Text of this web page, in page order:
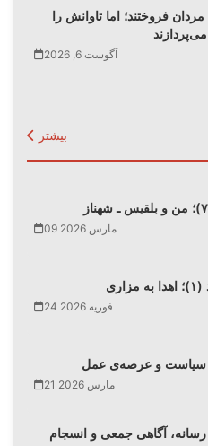
فروختند؛ اما تاوانش را
آگوست 6, 2026
بیشتر
09 مارس 2026
24 فوریه 2026
سیاست و عرصه‌ی عمل
21 مارس 2026
رسانه، آگاهی جمعی و انسجام